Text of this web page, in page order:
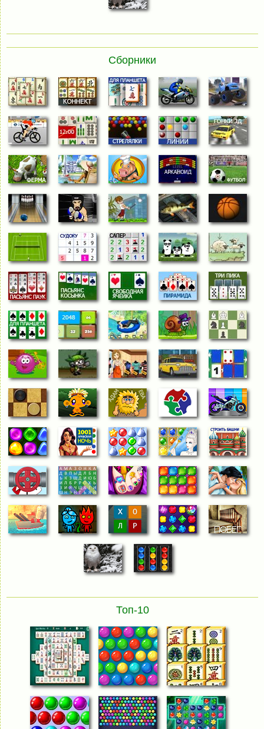
Сборники
Топ-10